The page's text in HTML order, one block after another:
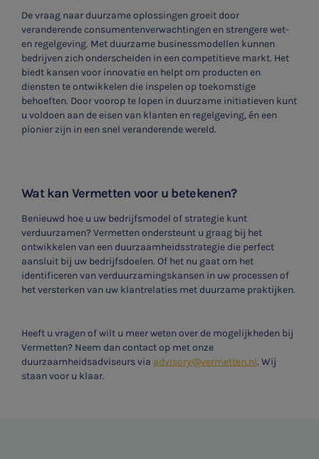
De vraag naar duurzame oplossingen groeit door
veranderende consumentenverwachtingen en strengere wet-
en regelgeving. Met duurzame businessmodellen kunnen
bedrijven zich onderscheiden in een competitieve markt. Het
biedt kansen voor innovatie en helpt om producten en
diensten te ontwikkelen die inspelen op toekomstige
behoeften. Door voorop te lopen in duurzame initiatieven kunt
u voldoen aan de eisen van klanten en regelgeving, én een
pionier zijn in een snel veranderende wereld.
Wat kan Vermetten voor u betekenen?
Benieuwd hoe u uw bedrijfsmodel of strategie kunt
verduurzamen? Vermetten ondersteunt u graag bij het
ontwikkelen van een duurzaamheidsstrategie die perfect
aansluit bij uw bedrijfsdoelen. Of het nu gaat om het
identificeren van verduurzamingskansen in uw processen of
het versterken van uw klantrelaties met duurzame praktijken.
Heeft u vragen of wilt u meer weten over de mogelijkheden bij
Vermetten? Neem dan contact op met onze
duurzaamheidsadviseurs via advisory@vermetten.nl. Wij
staan voor u klaar.